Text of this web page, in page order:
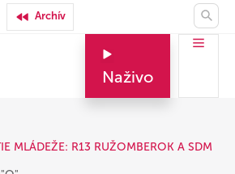
Archív
Naživo
MLÁDEŽE: R13 RUŽOMBEROK A SDM